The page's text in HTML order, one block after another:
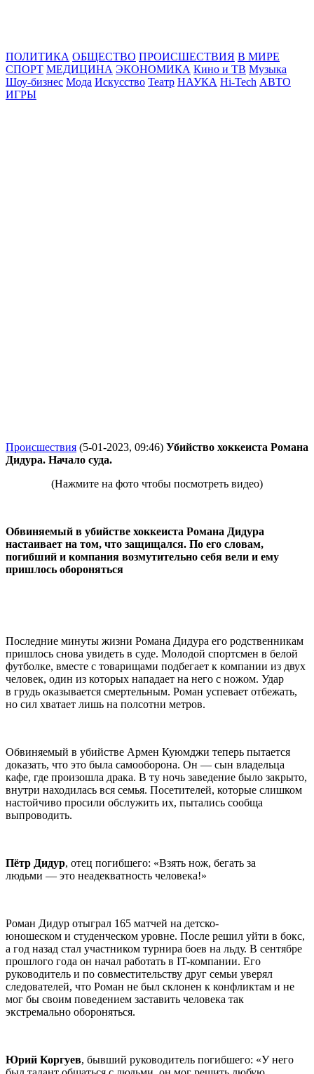
ПОЛИТИКА ОБЩЕСТВО ПРОИСШЕСТВИЯ В МИРЕ
СПОРТ МЕДИЦИНА ЭКОНОМИКА Кино и ТВ Музыка
Шоу-бизнес Мода Искусство Театр НАУКА Hi-Tech АВТО
ИГРЫ
Происшествия (5-01-2023, 09:46) Убийство хоккеиста Романа
Дидура. Начало суда.
(Нажмите на фото чтобы посмотреть видео)
Обвиняемый в убийстве хоккеиста Романа Дидура
настаивает на том, что защищался. По его словам,
погибший и компания возмутительно себя вели и ему
пришлось обороняться
Последние минуты жизни Романа Дидура его родственникам
пришлось снова увидеть в суде. Молодой спортсмен в белой
футболке, вместе с товарищами подбегает к компании из двух
человек, один из которых нападает на него с ножом. Удар
в грудь оказывается смертельным. Роман успевает отбежать,
но сил хватает лишь на полсотни метров.
Обвиняемый в убийстве Армен Куюмджи теперь пытается
доказать, что это была самооборона. Он — сын владельца
кафе, где произошла драка. В ту ночь заведение было закрыто,
внутри находилась вся семья. Посетителей, которые слишком
настойчиво просили обслужить их, пытались сообща
выпроводить.
Пётр Дидур, отец погибшего: «Взять нож, бегать за
людьми — это неадекватность человека!»
Роман Дидур отыграл 165 матчей на детско-
юношеском и студенческом уровне. После решил уйти в бокс,
а год назад стал участником турнира боев на льду. В сентябре
прошлого года он начал работать в IT-компании. Его
руководитель и по совместительству друг семьи уверял
следователей, что Роман не был склонен к конфликтам и не
мог бы своим поведением заставить человека так
экстремально обороняться.
Юрий Коргуев, бывший руководитель погибшего: «У него